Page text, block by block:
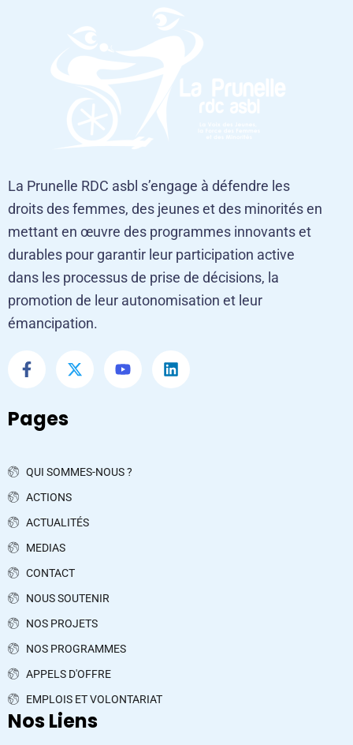
La Prunelle RDC asbl s’engage à défendre les
droits des femmes, des jeunes et des minorités en
mettant en œuvre des programmes innovants et
durables pour garantir leur participation active
dans les processus de prise de décisions, la
promotion de leur autonomisation et leur
émancipation.
Pages
QUI SOMMES-NOUS ?
ACTIONS
ACTUALITÉS
MEDIAS
CONTACT
NOUS SOUTENIR
NOS PROJETS
NOS PROGRAMMES
APPELS D'OFFRE
EMPLOIS ET VOLONTARIAT
Nos Liens